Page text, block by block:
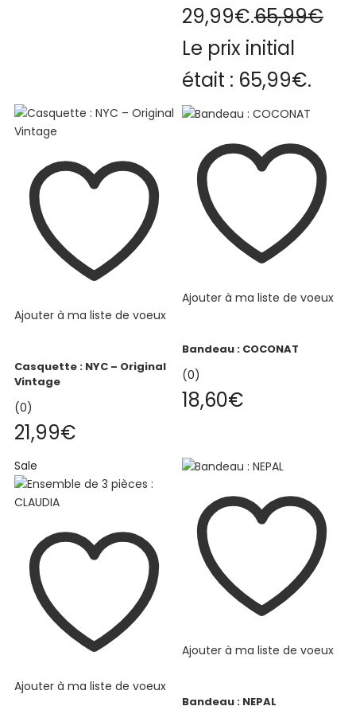
29,99€.65,99€
Le prix initial
était : 65,99€.
Ajouter à ma liste de voeux
Casquette : NYC – Original
Vintage
(0)
21,99€
Ajouter à ma liste de voeux
Bandeau : COCONAT
(0)
18,60€
Sale
Ajouter à ma liste de voeux
Ajouter à ma liste de voeux
Bandeau : NEPAL